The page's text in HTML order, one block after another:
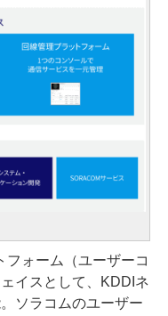
ォーム（ユーザーコ
イスとして、KDDIネ
ソラコムのユーザー